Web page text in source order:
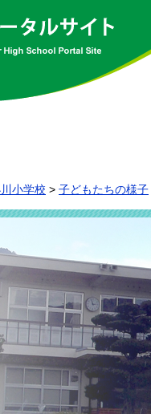
小学校 > 子どもたちの様子